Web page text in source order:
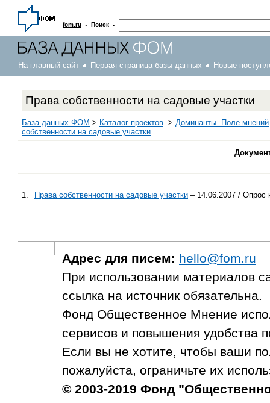
fom.ru · Поиск ·
На главный сайт Первая страница базы данных Новые
Права собственности на садовые участки
База данных ФОМ > Каталог проектов > Доминанты. Поле мнений
собственности на садовые участки
1. Права собственности на садовые участки – 14.06.2007 / Опрос
Адрес для писем: hello@fom.ru
При использовании материалов
ссылка на источник обязательна.
Фонд Общественное Мнение
сервисов и повышения удобства
Если вы не хотите, чтобы ваши
пожалуйста, ограничьте их
© 2003-2019 Фонд